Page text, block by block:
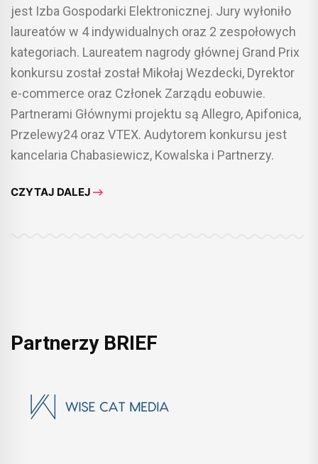
jest Izba Gospodarki Elektronicznej. Jury wyłoniło
laureatów w 4 indywidualnych oraz 2 zespołowych
kategoriach. Laureatem nagrody głównej Grand Prix
konkursu został został Mikołaj Wezdecki, Dyrektor
e-commerce oraz Członek Zarządu eobuwie.
Partnerami Głównymi projektu są Allegro, Apifonica,
Przelewy24 oraz VTEX. Audytorem konkursu jest
kancelaria Chabasiewicz, Kowalska i Partnerzy.
CZYTAJ DALEJ
Partnerzy BRIEF